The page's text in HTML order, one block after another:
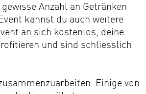
Anzahl an Getränken
kannst du auch weitere
an sich kostenlos, deine
und sind schliesslich
Einige von